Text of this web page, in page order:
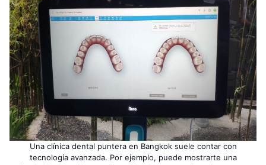
Una clínica dental puntera en Bangkok suele contar con
tecnología avanzada. Por ejemplo, puede mostrarte una